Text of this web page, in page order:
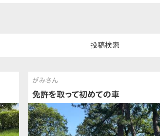
投稿検索
がみさん
免許を取って初めての車